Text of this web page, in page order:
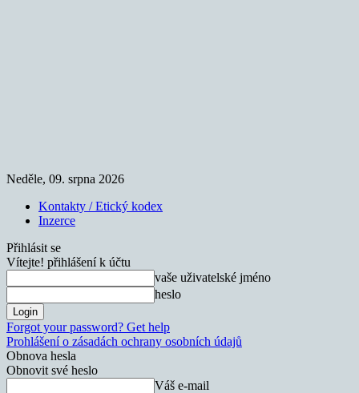
Neděle, 09. srpna 2026
Kontakty / Etický kodex
Inzerce
Přihlásit se
Vítejte! přihlášení k účtu
vaše uživatelské jméno
heslo
Forgot your password? Get help
Prohlášení o zásadách ochrany osobních údajů
Obnova hesla
Obnovit své heslo
Váš e-mail